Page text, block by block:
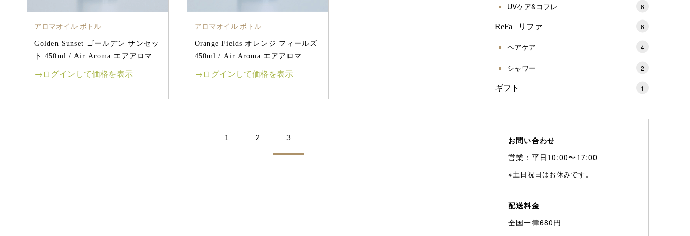
アロマオイル ボトル
Golden Sunset ゴールデン サンセッ
ト 450ml / Air Aroma エアアロマ
→ログインして価格を表示
アロマオイル ボトル
Orange Fields オレンジ フィールズ
450ml / Air Aroma エアアロマ
→ログインして価格を表示
1 2 3
UVケア&コフレ 6
ReFa | リファ 6
ヘアケア 4
シャワー 2
ギフト 1
お問い合わせ
営業：平日10:00〜17:00
※土日祝日はお休みです。
配送料金
全国一律680円